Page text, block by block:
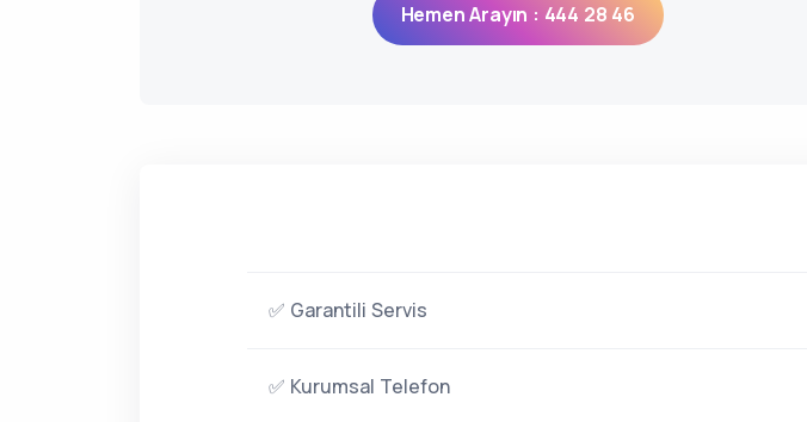
Hemen Arayın : 444 28 46
✅ Garantili Servis
✅ Kurumsal Telefon